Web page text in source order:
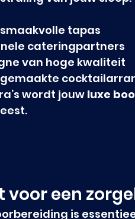
tapas
cateringpartners
van hoge kwaliteit
wordt jouw luxe
voor een
is